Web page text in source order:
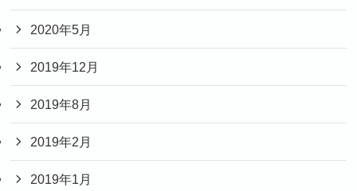
2020年5月
2019年12月
2019年8月
2019年2月
2019年1月